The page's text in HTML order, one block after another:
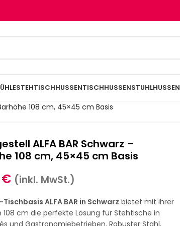
STEHTISCHHUSSENTISCHHUSSENSTUHLHUSSEN
108 cm, 45×45 cm Basis
ALFA BAR Schwarz –
108 cm, 45×45 cm Basis
€ (inkl. MwSt.)
ALFA BAR in Schwarz bietet mit ihrer
108 cm die perfekte Lösung für Stehtische in
und Gastronomiebetrieben. Robuster Stahl,